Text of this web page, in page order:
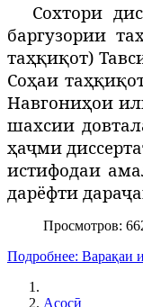
Сохтори
баргузории
таҳқиқот)
Соҳаи
Навгониҳои
шахсии
ҳаҷми
истифодаи
дарёфти
Просмотров:
Подробнее: Варақаи
Асосӣ